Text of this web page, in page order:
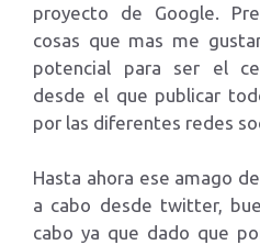
proyecto de Google.
cosas que mas me
potencial para ser el
desde el que publicar
por las diferentes redes
Hasta ahora ese amago
a cabo desde twitter,
cabo ya que dado que